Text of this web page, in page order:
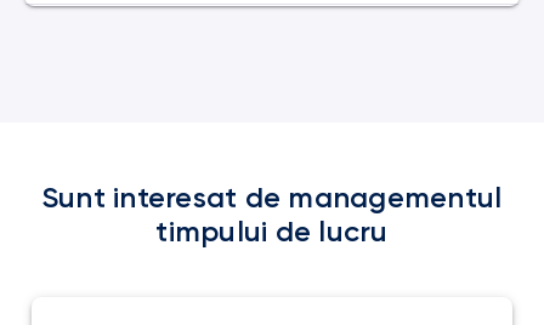
Sunt interesat de managementul
timpului de lucru